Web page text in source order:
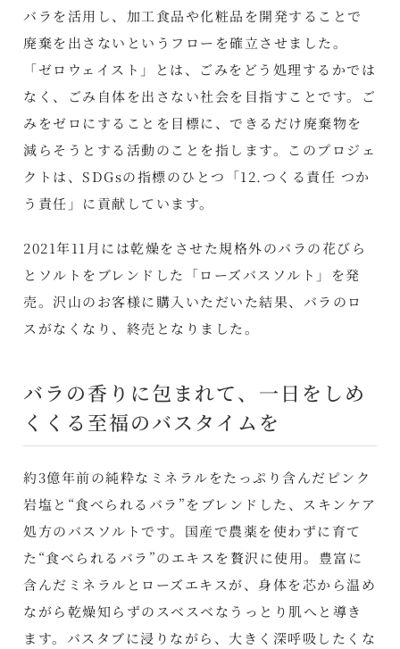
バラを活用し、加工食品や化粧品を開発することで
廃棄を出さないというフローを確立させました。
「ゼロウェイスト」とは、ごみをどう処理するかでは
なく、ごみ自体を出さない社会を目指すことです。ご
みをゼロにすることを目標に、できるだけ廃棄物を
減らそうとする活動のことを指します。このプロジェ
クトは、SDGsの指標のひとつ「12.つくる責任 つか
う責任」に貢献しています。
2021年11月には乾燥をさせた規格外のバラの花びら
とソルトをブレンドした「ローズバスソルト」を発
売。沢山のお客様に購入いただいた結果、バラのロ
スがなくなり、終売となりました。
バラの香りに包まれて、一日をしめ
くくる至福のバスタイムを
約3億年前の純粋なミネラルをたっぷり含んだピンク
岩塩と“食べられるバラ”をブレンドした、スキンケア
処方のバスソルトです。国産で農薬を使わずに育て
た“食べられるバラ”のエキスを贅沢に使用。豊富に
含んだミネラルとローズエキスが、身体を芯から温め
ながら乾燥知らずのスベスベなうっとり肌へと導き
ます。バスタブに浸りながら、大きく深呼吸したくな